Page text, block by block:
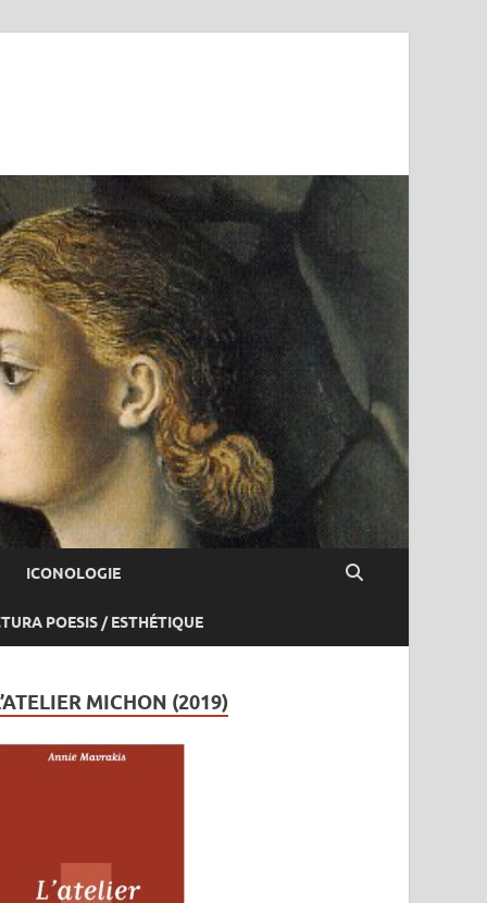
ICONOLOGIE
POESIS / ESTHÉTIQUE
MICHON (2019)